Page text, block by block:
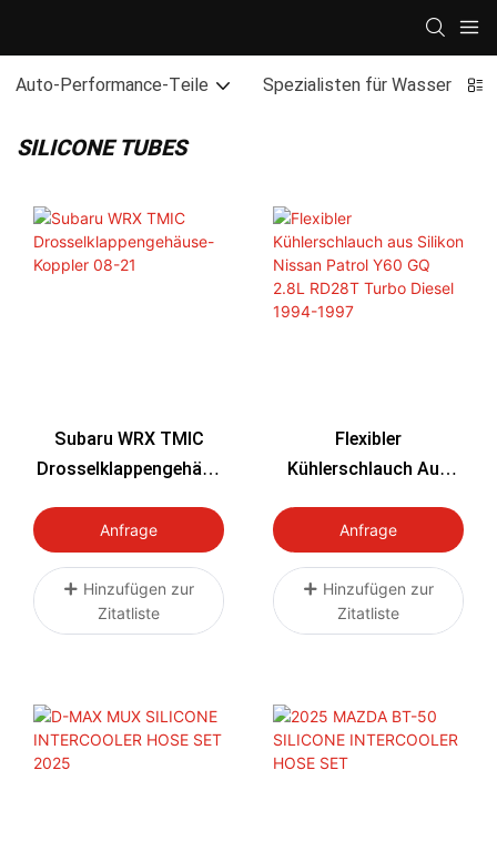
Auto-Performance-Teile Spezialisten für
SILICONE TUBES
Subaru WRX TMIC
Drosselklappengehäus
Anfrage
Hinzufügen zur
Zitatliste
Flexibler
Kühlerschlauch Aus
Y60 GQ 2.8L RD28T
Turbo Diesel 1994-
1997
Anfrage
Hinzufügen zur
Zitatliste